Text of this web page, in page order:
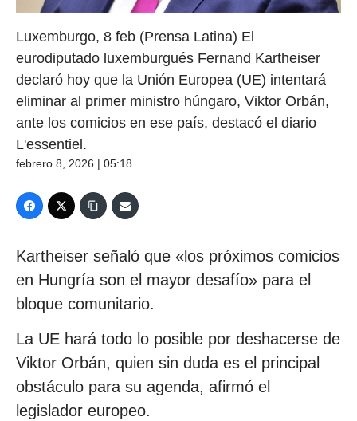
Luxemburgo, 8 feb (Prensa Latina) El
eurodiputado luxemburgués Fernand Kartheiser
declaró hoy que la Unión Europea (UE) intentará
eliminar al primer ministro húngaro, Viktor Orbán,
ante los comicios en ese país, destacó el diario
L'essentiel.
febrero 8, 2026 | 05:18
Kartheiser señaló que «los próximos comicios
en Hungría son el mayor desafío» para el
bloque comunitario.
La UE hará todo lo posible por deshacerse de
Viktor Orbán, quien sin duda es el principal
obstáculo para su agenda, afirmó el
legislador europeo.